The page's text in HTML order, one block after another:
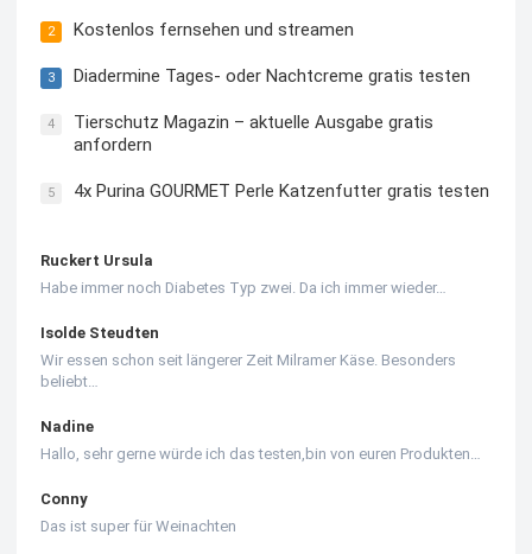
2 Kostenlos fernsehen und streamen
3 Diadermine Tages- oder Nachtcreme gratis testen
4
Tierschutz Magazin – aktuelle Ausgabe gratis
anfordern
5 4x Purina GOURMET Perle Katzenfutter gratis testen
Ruckert Ursula
Habe immer noch Diabetes Typ zwei. Da ich immer wieder…
Isolde Steudten
Wir essen schon seit längerer Zeit Milramer Käse. Besonders
beliebt…
Nadine
Hallo, sehr gerne würde ich das testen,bin von euren Produkten…
Conny
Das ist super für Weinachten